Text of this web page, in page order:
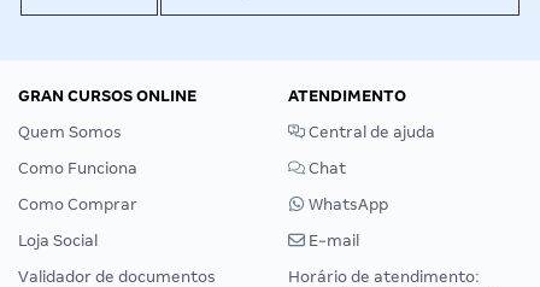
GRAN CURSOS ONLINE
Quem Somos
Como Funciona
Como Comprar
Loja Social
Validador de documentos
ATENDIMENTO
Central de ajuda
Chat
WhatsApp
E-mail
Horário de atendimento: